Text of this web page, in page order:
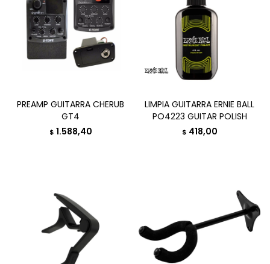
PREAMP GUITARRA CHERUB
GT4
$ 1.588,40
LIMPIA GUITARRA ERNIE BALL
PO4223 GUITAR POLISH
$ 418,00